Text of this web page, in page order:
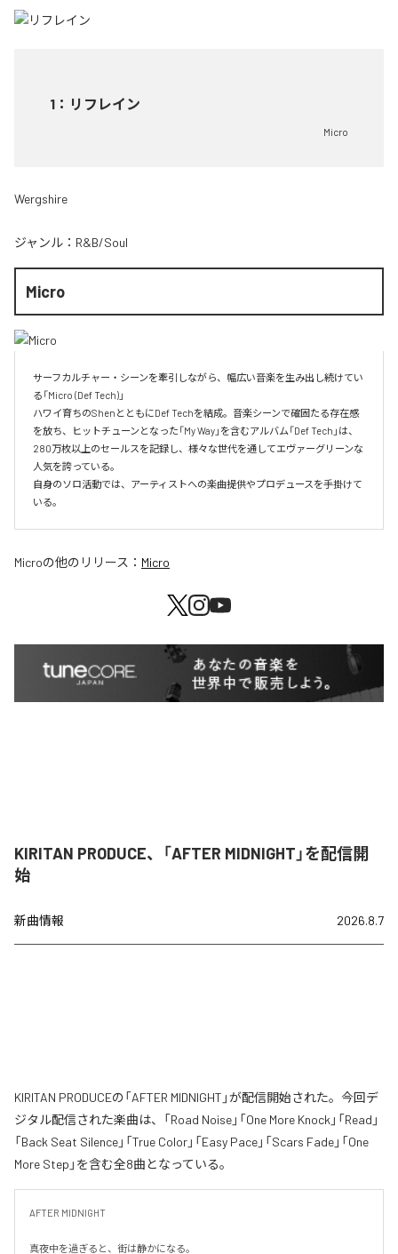
1 ： リフレイン
Micro
Wergshire
ジャンル： R&B/Soul
Micro
サーフカルチャー・シーンを牽引しながら、幅広い音楽を生み出し続けてい
る「Micro (Def Tech)」
ハワイ育ちのShenとともにDef Techを結成。音楽シーンで確固たる存在感
を放ち、ヒットチューンとなった「My Way」を含むアルバム「Def Tech」は、
280万枚以上のセールスを記録し、様々な世代を通してエヴァーグリーンな
人気を誇っている。
自身のソロ活動では、アーティストへの楽曲提供やプロデュースを手掛けて
いる。
Microの他のリリース： Micro
KIRITAN PRODUCE、「AFTER MIDNIGHT」を配信開
始
新曲情報 2026.8.7
KIRITAN PRODUCEの「AFTER MIDNIGHT」が配信開始された。今回デ
ジタル配信された楽曲は、「Road Noise」「One More Knock」「Read」
「Back Seat Silence」「True Color」「Easy Pace」「Scars Fade」「One
More Step」を含む全8曲となっている。
AFTER MIDNIGHT
真夜中を過ぎると、街は静かになる。